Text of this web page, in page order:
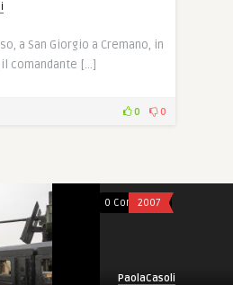
a San Giorgio a Cremano, in
comandante […]
0 0
0 Comments
2007
PaolaCasoli